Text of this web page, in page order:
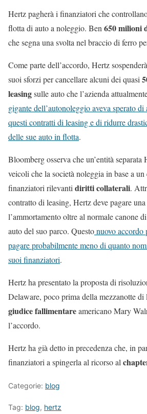
Hertz pagherà i finanziatori che
flotta di auto a noleggio. Ben650 milioni
che segna una svolta nel braccio di ferro
Come parte dell’accordo, Hertz
suoi sforzi per cancellare alcuni dei quasi
leasingsulle auto che l’azienda
gigante dell’autonoleggio aveva sperato
questi contratti di leasing e di ridurre
delle sue auto in flotta.
Bloomberg osserva che un’entità
veicoli che la società noleggia in base a
finanziatori rilevantidiritti collaterali.
contratto di leasing, Hertz deve pagare
l’ammortamento oltre al normale canone
auto del suo parco. Questonuovo accordo
pagare probabilmente meno di quanto
suoi finanziatori.
Hertz ha presentato la proposta di
Delaware, poco prima della mezzanotte
giudice fallimentareamericano Mary
l’accordo.
Hertz ha già detto in precedenza che, in
finanziatori a spingerla al ricorso al
Categorie: blog
Tag: blog, hertz